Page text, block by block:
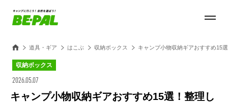
道具・ギア はこぶ 収納ボックス キャンプ小物収納ギアおすすめ15
収納ボックス
2026.05.07
キャンプ小物収納ギアおすすめ15選！整理し